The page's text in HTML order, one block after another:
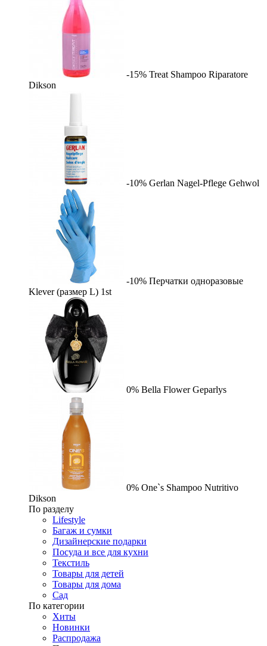
-15% Treat Shampoo Riparatore
Dikson
-10% Gerlan Nagel-Pflege Gehwol
-10% Перчатки одноразовые
Klever (размер L) 1st
0% Bella Flower Geparlys
0% One`s Shampoo Nutritivo
Dikson
По разделу
Lifestyle
Багаж и сумки
Дизайнерские подарки
Посуда и все для кухни
Текстиль
Товары для детей
Товары для дома
Сад
По категории
Хиты
Новинки
Распродажа